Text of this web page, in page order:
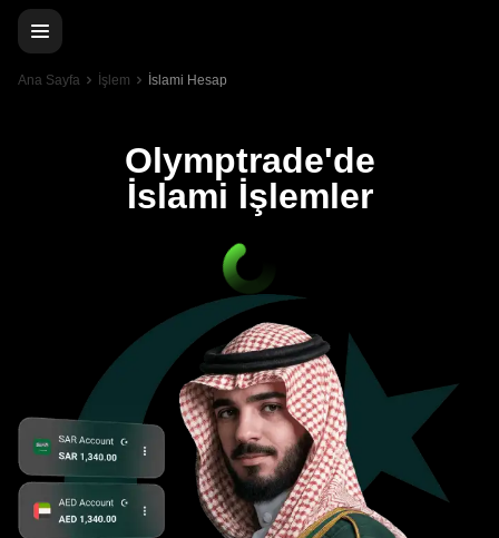
Ana Sayfa İşlem İslami Hesap
Olymptrade'de
İslami İşlemler